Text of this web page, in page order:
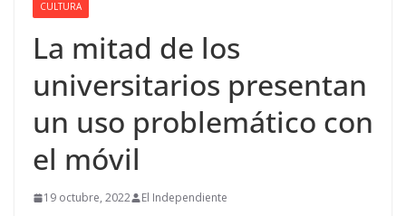
CULTURA
La mitad de los
universitarios presentan
un uso problemático con
el móvil
19 octubre, 2022 El Independiente